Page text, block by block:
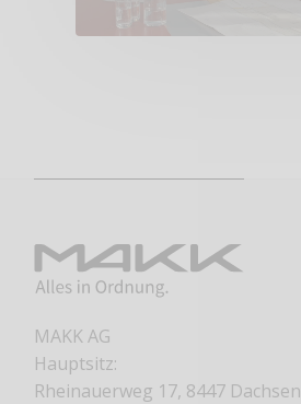
MAKK AG
Hauptsitz:
Rheinauerweg 17, 8447 Dachsen